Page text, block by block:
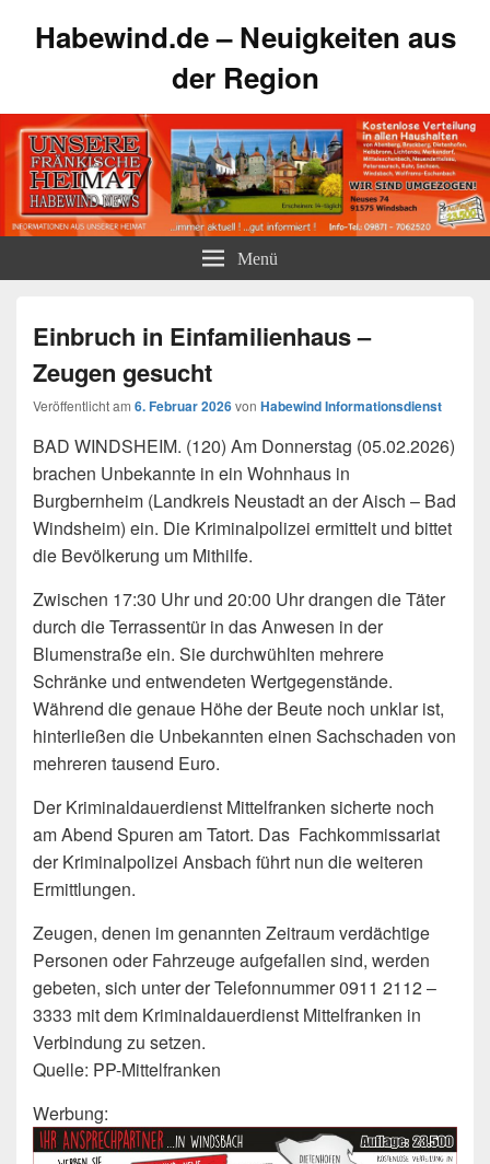
Habewind.de – Neuigkeiten aus
der Region
Menü
Einbruch in Einfamilienhaus –
Zeugen gesucht
Veröffentlicht am 6. Februar 2026von Habewind Informationsdienst
BAD WINDSHEIM. (120) Am Donnerstag (05.02.2026)
brachen Unbekannte in ein Wohnhaus in
Burgbernheim (Landkreis Neustadt an der Aisch – Bad
Windsheim) ein. Die Kriminalpolizei ermittelt und bittet
die Bevölkerung um Mithilfe.
Zwischen 17:30 Uhr und 20:00 Uhr drangen die Täter
durch die Terrassentür in das Anwesen in der
Blumenstraße ein. Sie durchwühlten mehrere
Schränke und entwendeten Wertgegenstände.
Während die genaue Höhe der Beute noch unklar ist,
hinterließen die Unbekannten einen Sachschaden von
mehreren tausend Euro.
Der Kriminaldauerdienst Mittelfranken sicherte noch
am Abend Spuren am Tatort. Das Fachkommissariat
der Kriminalpolizei Ansbach führt nun die weiteren
Ermittlungen.
Zeugen, denen im genannten Zeitraum verdächtige
Personen oder Fahrzeuge aufgefallen sind, werden
gebeten, sich unter der Telefonnummer 0911 2112 –
3333 mit dem Kriminaldauerdienst Mittelfranken in
Verbindung zu setzen.
Quelle: PP-Mittelfranken
Werbung: